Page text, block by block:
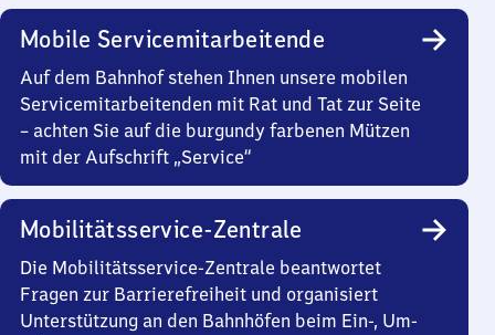
Mobile Servicemitarbeitende
Auf dem Bahnhof stehen Ihnen unsere mobilen
Servicemitarbeitenden mit Rat und Tat zur Seite
– achten Sie auf die burgundy farbenen Mützen
mit der Aufschrift „Service“
Mobilitätsservice-Zentrale
Die Mobilitätsservice-Zentrale beantwortet
Fragen zur Barrierefreiheit und organisiert
Unterstützung an den Bahnhöfen beim Ein-, Um-